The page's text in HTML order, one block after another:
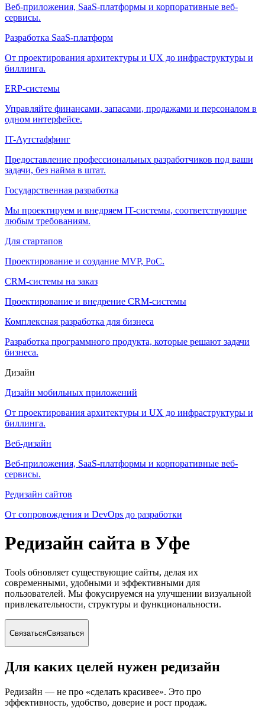
Веб-приложения, SaaS-платформы и корпоративные веб-
сервисы.
Разработка SaaS-платформ
От проектирования архитектуры и UX до инфраструктуры и
биллинга.
ERP-системы
Управляйте финансами, запасами, продажами и персоналом в
одном интерфейсе.
IT-Аутстаффинг
Предоставление профессиональных разработчиков под ваши
задачи, без найма в штат.
Государственная разработка
Мы проектируем и внедряем IT-системы, соответствующие
любым требованиям.
Для стартапов
Проектирование и создание MVP, PoC.
CRM-системы на заказ
Проектирование и внедрение CRM-системы
Комплексная разработка для бизнеса
Разработка программного продукта, которые решают задачи
бизнеса.
Дизайн
Дизайн мобильных приложений
От проектирования архитектуры и UX до инфраструктуры и
биллинга.
Веб-дизайн
Веб-приложения, SaaS-платформы и корпоративные веб-
сервисы.
Редизайн сайтов
От сопровождения и DevOps до разработки
Редизайн сайта в Уфе
Tools обновляет существующие сайты, делая их
современными, удобными и эффективными для
пользователей. Мы фокусируемся на улучшении визуальной
привлекательности, структуры и функциональности.
СвязатьсяСвязаться
Для каких целей нужен редизайн
Редизайн — не про «сделать красивее». Это про
эффективность, удобство, доверие и рост продаж.